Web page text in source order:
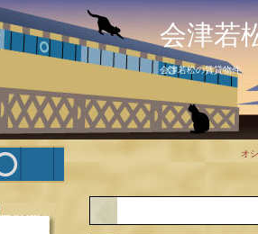
会津若
会津若松の賃貸物件
オ